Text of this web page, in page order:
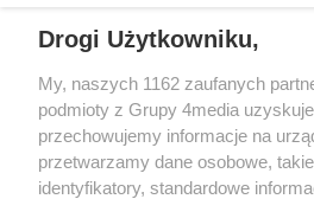
Drogi Użytkowniku,
My, naszych 1162 zaufanych
podmioty z Grupy 4media
przechowujemy informacje na
przetwarzamy dane osobowe,
identyfikatory, standardowe